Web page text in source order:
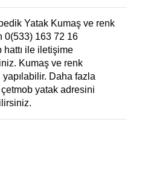
Yatak Kumaş ve renk
0(533) 163 72 16
hattı ile iletişime
Kumaş ve renk
Daha fazla
çetmob yatak adresini